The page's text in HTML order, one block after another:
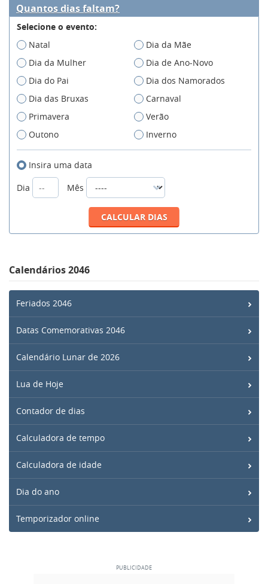
Quantos dias faltam?
Selecione o evento:
Natal
Dia da Mãe
Dia da Mulher
Dia de Ano-Novo
Dia do Pai
Dia dos Namorados
Dia das Bruxas
Carnaval
Primavera
Verão
Outono
Inverno
Insira uma data
Dia
Mês
Calendários 2046
Feriados 2046
Datas Comemorativas 2046
Calendário Lunar de 2026
Lua de Hoje
Contador de dias
Calculadora de tempo
Calculadora de idade
Dia do ano
Temporizador online